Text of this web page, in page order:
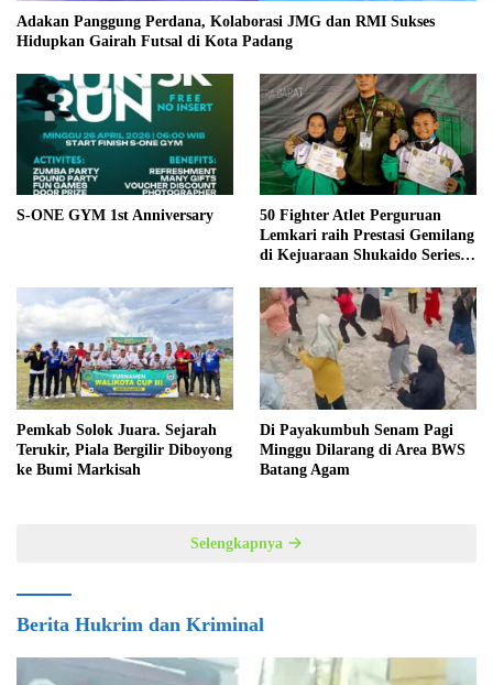
Adakan Panggung Perdana, Kolaborasi JMG dan RMI Sukses
Hidupkan Gairah Futsal di Kota Padang
S-ONE GYM 1st Anniversary
50 Fighter Atlet Perguruan
Lemkari raih Prestasi Gemilang
di Kejuaraan Shukaido Series 1
Pemkab Solok Juara. Sejarah
Terukir, Piala Bergilir Diboyong
ke Bumi Markisah
Di Payakumbuh Senam Pagi
Minggu Dilarang di Area BWS
Batang Agam
Selengkapnya
Berita Hukrim dan Kriminal